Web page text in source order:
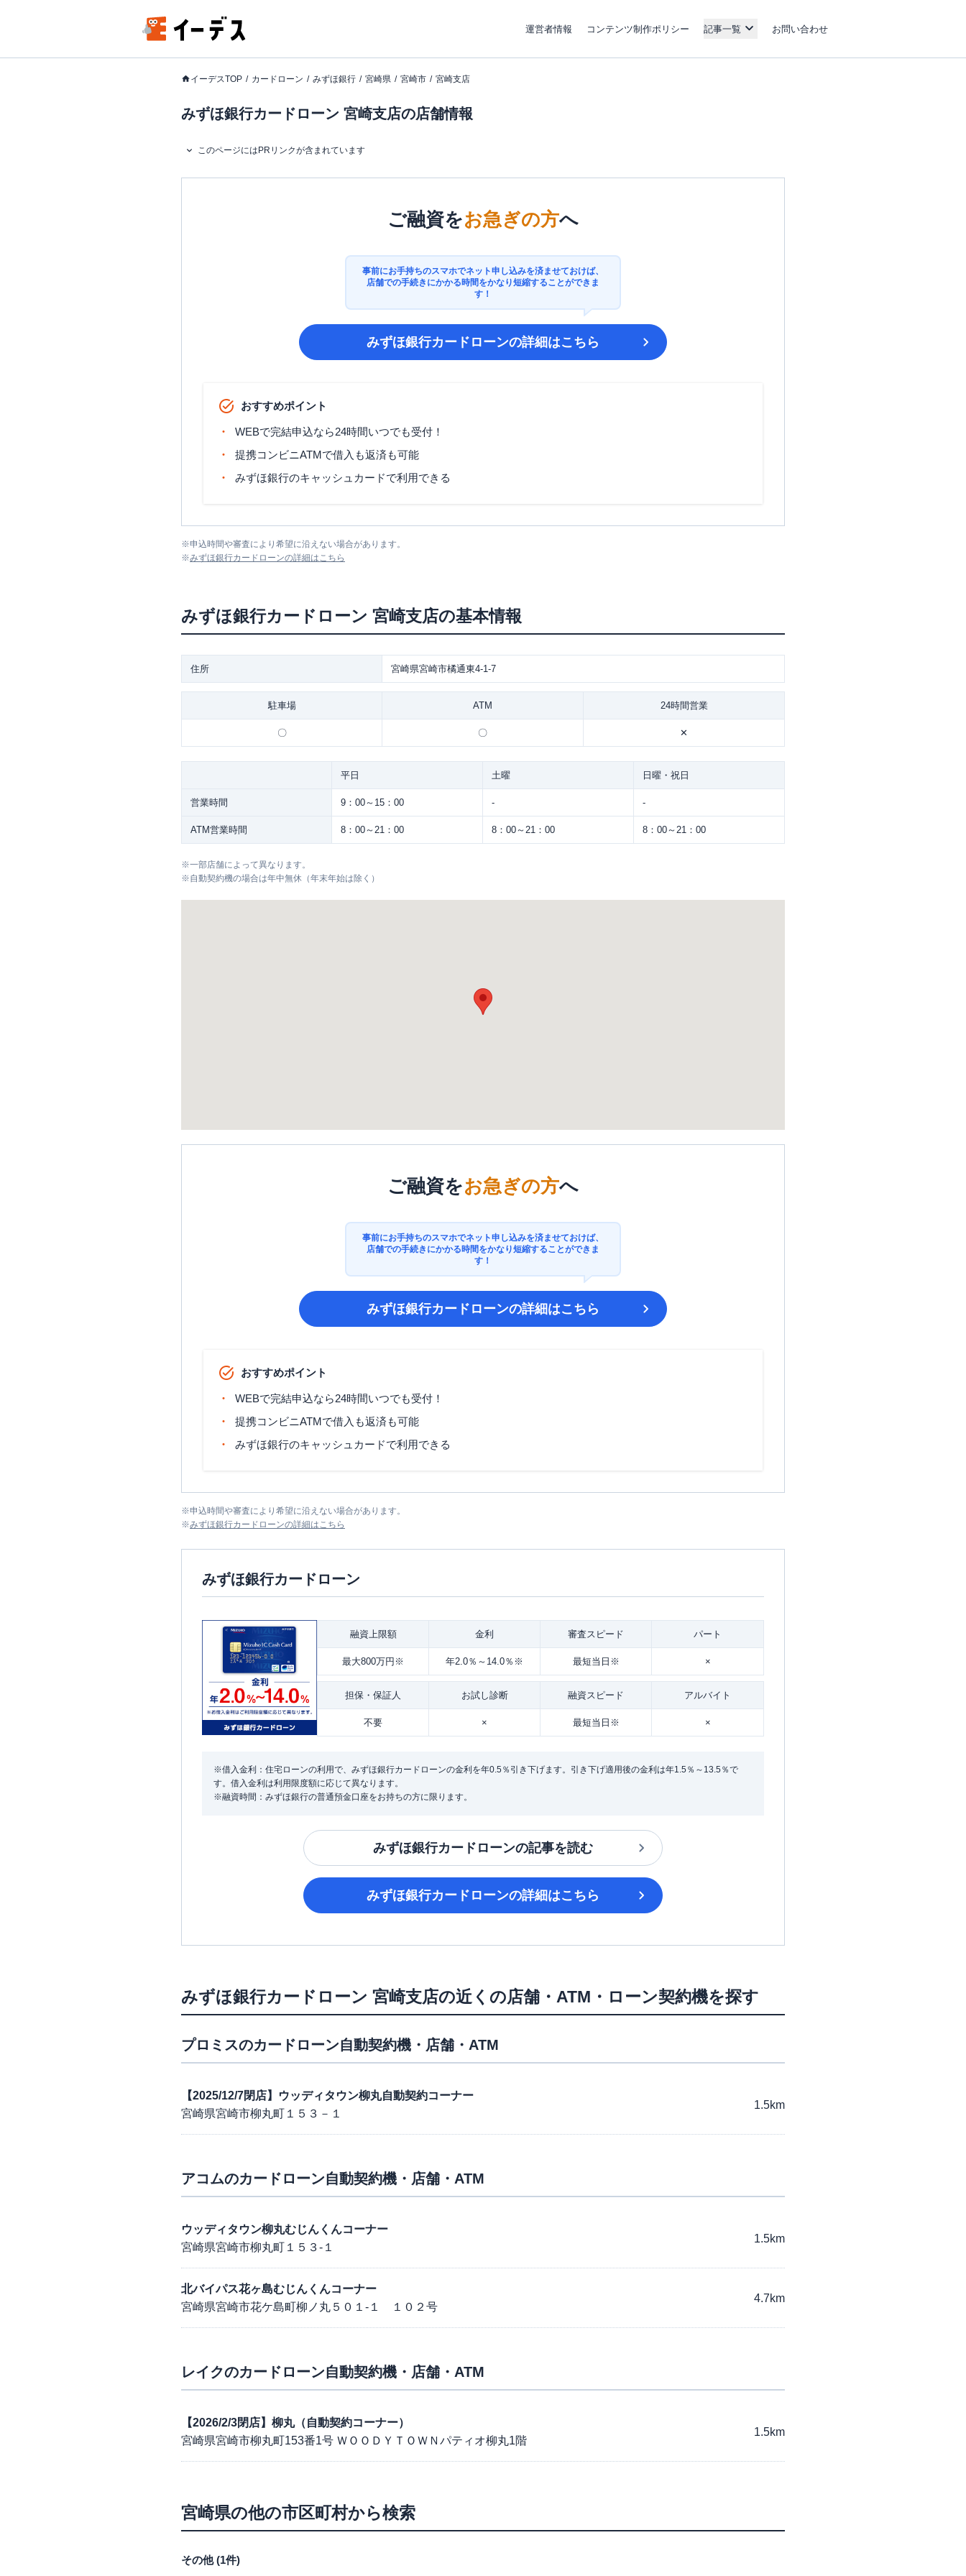
運営者情報 コンテンツ制作ポリシー 記事一覧 お問い合わせ
イーデスTOP カードローン みずほ銀行 宮崎県 宮崎市 宮崎支店
みずほ銀行カードローン 宮崎支店の店舗情報
このページにはPRリンクが含まれています
ご融資をお急ぎの方へ
事前にお手持ちのスマホでネット申し込みを済ませておけば、
店舗での手続きにかかる時間をかなり短縮することができま
す！
みずほ銀行カードローンの詳細はこちら
おすすめポイント
WEBで完結申込なら24時間いつでも受付！
提携コンビニATMで借入も返済も可能
みずほ銀行のキャッシュカードで利用できる
※申込時間や審査により希望に沿えない場合があります。
※みずほ銀行カードローンの詳細はこちら
みずほ銀行カードローン 宮崎支店の基本情報
住所 宮崎県宮崎市橘通東4-1-7
駐車場 ATM 24時間営業
〇 〇 ✕
平日 土曜 日曜・祝日
営業時間 9：00～15：00 - -
ATM営業時間 8：00～21：00 8：00～21：00 8：00～21：00
※一部店舗によって異なります。
※自動契約機の場合は年中無休（年末年始は除く）
ご融資をお急ぎの方へ
事前にお手持ちのスマホでネット申し込みを済ませておけば、
店舗での手続きにかかる時間をかなり短縮することができま
す！
みずほ銀行カードローンの詳細はこちら
おすすめポイント
WEBで完結申込なら24時間いつでも受付！
提携コンビニATMで借入も返済も可能
みずほ銀行のキャッシュカードで利用できる
※申込時間や審査により希望に沿えない場合があります。
※みずほ銀行カードローンの詳細はこちら
みずほ銀行カードローン
融資上限額 金利 審査スピード パート
最大800万円※ 年2.0％～14.0％※ 最短当日※ ×
担保・ 保証人 お試し診断 融資スピード アルバイト
不要 × 最短当日※ ×
※借入金利：住宅ローンの利用で、みずほ銀行カードローンの金利を年0.5％引き下げます。引き下げ適用後の金利は年1.5％～13.5％で
す。借入金利は利用限度額に応じて異なります。
※融資時間：みずほ銀行の普通預金口座をお持ちの方に限ります。
みずほ銀行カードローンの記事を読む
みずほ銀行カードローンの詳細はこちら
みずほ銀行カードローン 宮崎支店の近くの店舗・ATM・ローン契約機を探す
プロミスのカードローン自動契約機・店舗・ATM
【2025/12/7閉店】ウッディタウン柳丸自動契約コーナー
宮崎県宮崎市柳丸町１５３－１
1.5km
アコムのカードローン自動契約機・店舗・ATM
ウッディタウン柳丸むじんくんコーナー
宮崎県宮崎市柳丸町１５３-１
1.5km
北バイパス花ヶ島むじんくんコーナー
宮崎県宮崎市花ケ島町柳ノ丸５０１-１ １０２号
4.7km
レイクのカードローン自動契約機・店舗・ATM
【2026/2/3閉店】柳丸（自動契約コーナー）
宮崎県宮崎市柳丸町153番1号 ＷＯＯＤＹＴＯＷＮパティオ柳丸1階
1.5km
宮崎県の他の市区町村から検索
その他(1件)